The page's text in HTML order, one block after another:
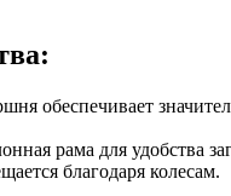
обеспечивает
рама для удобства
благодаря колесам.